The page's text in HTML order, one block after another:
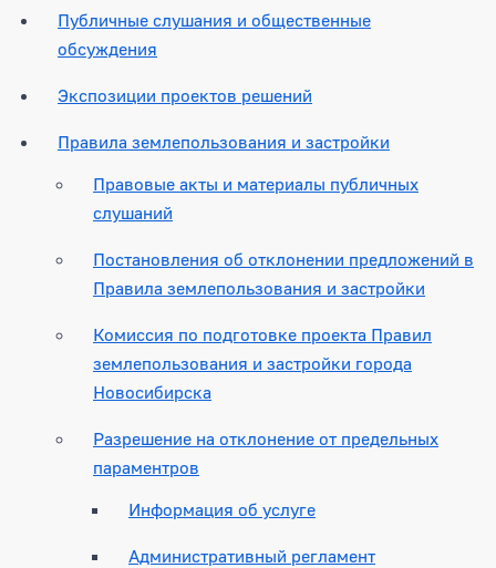
Публичные слушания и общественные
обсуждения
Экспозиции проектов решений
Правила землепользования и застройки
Правовые акты и материалы публичных
слушаний
Постановления об отклонении предложений в
Правила землепользования и застройки
Комиссия по подготовке проекта Правил
землепользования и застройки города
Новосибирска
Разрешение на отклонение от предельных
параментров
Информация об услуге
Административный регламент